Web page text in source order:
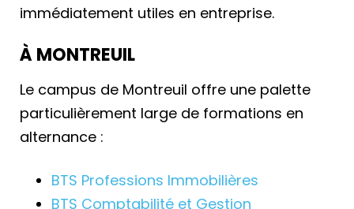
immédiatement utiles en entreprise.
À MONTREUIL
Le campus de Montreuil offre une palette
particulièrement large de formations en
alternance :
BTS Professions Immobilières
BTS Comptabilité et Gestion